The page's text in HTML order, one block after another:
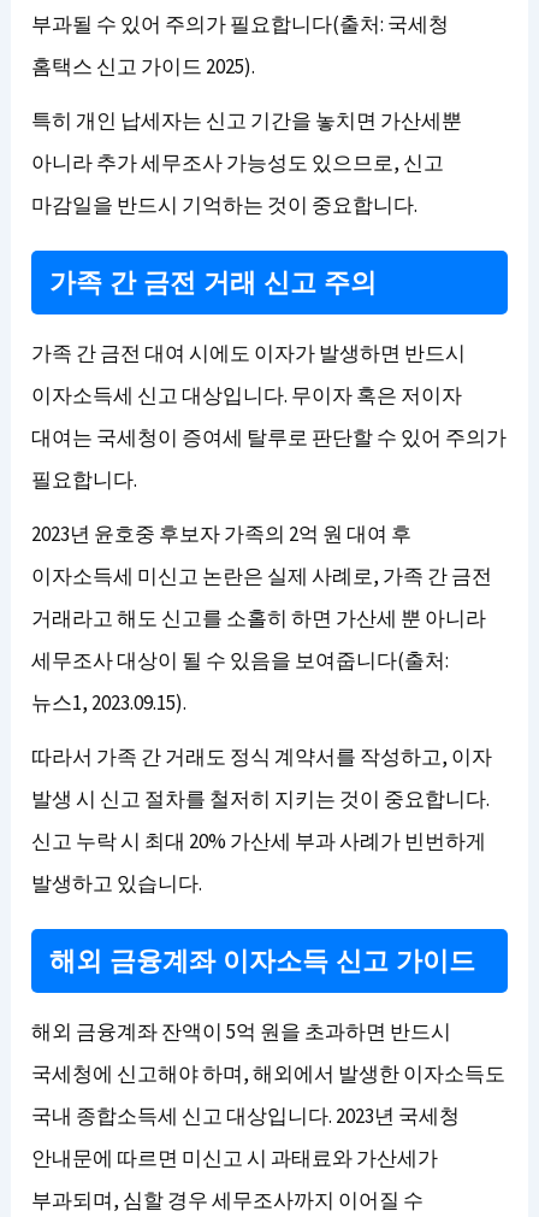
부과될 수 있어 주의가 필요합니다(출처: 국세청
홈택스 신고 가이드 2025).
특히 개인 납세자는 신고 기간을 놓치면 가산세뿐
아니라 추가 세무조사 가능성도 있으므로, 신고
마감일을 반드시 기억하는 것이 중요합니다.
가족 간 금전 거래 신고 주의
가족 간 금전 대여 시에도 이자가 발생하면 반드시
이자소득세 신고 대상입니다. 무이자 혹은 저이자
대여는 국세청이 증여세 탈루로 판단할 수 있어 주의가
필요합니다.
2023년 윤호중 후보자 가족의 2억 원 대여 후
이자소득세 미신고 논란은 실제 사례로, 가족 간 금전
거래라고 해도 신고를 소홀히 하면 가산세 뿐 아니라
세무조사 대상이 될 수 있음을 보여줍니다(출처:
뉴스1, 2023.09.15).
따라서 가족 간 거래도 정식 계약서를 작성하고, 이자
발생 시 신고 절차를 철저히 지키는 것이 중요합니다.
신고 누락 시 최대 20% 가산세 부과 사례가 빈번하게
발생하고 있습니다.
해외 금융계좌 이자소득 신고 가이드
해외 금융계좌 잔액이 5억 원을 초과하면 반드시
국세청에 신고해야 하며, 해외에서 발생한 이자소득도
국내 종합소득세 신고 대상입니다. 2023년 국세청
안내문에 따르면 미신고 시 과태료와 가산세가
부과되며, 심할 경우 세무조사까지 이어질 수